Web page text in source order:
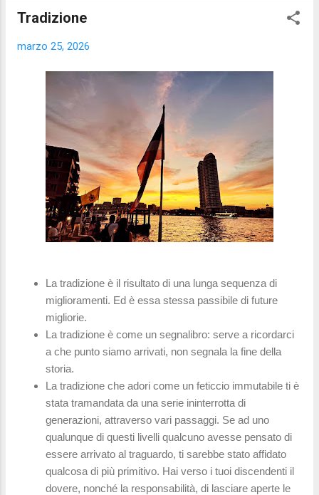
Tradizione
marzo 25, 2026
La tradizione è il risultato di una lunga sequenza di
miglioramenti. Ed è essa stessa passibile di future
migliorie.
La tradizione è come un segnalibro: serve a ricordarci
a che punto siamo arrivati, non segnala la fine della
storia.
La tradizione che adori come un feticcio immutabile ti è
stata tramandata da una serie ininterrotta di
generazioni, attraverso vari passaggi. Se ad uno
qualunque di questi livelli qualcuno avesse pensato di
essere arrivato al traguardo, ti sarebbe stato affidato
qualcosa di più primitivo. Hai verso i tuoi discendenti il
dovere, nonché la responsabilità, di lasciare aperte le